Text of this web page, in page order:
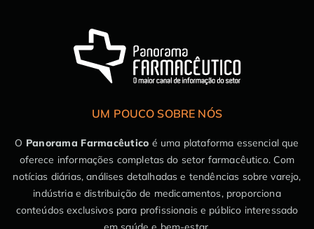
UM POUCO SOBRE NÓS
O Panorama Farmacêutico é uma plataforma essencial que
oferece informações completas do setor farmacêutico. Com
notícias diárias, análises detalhadas e tendências sobre varejo,
indústria e distribuição de medicamentos, proporciona
conteúdos exclusivos para profissionais e público interessado